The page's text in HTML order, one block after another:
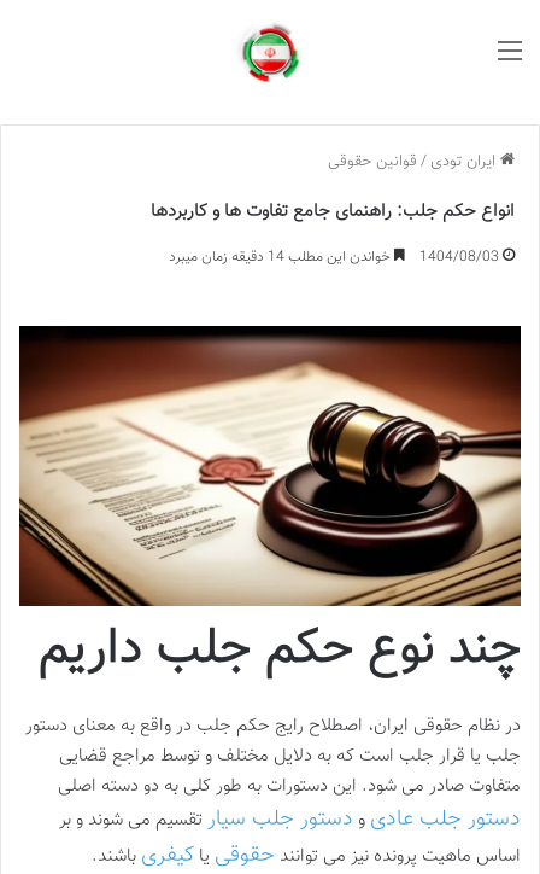
ایران تودی / قوانین حقوقی
انواع حکم جلب: راهنمای جامع تفاوت ها و کاربردها
1404/08/03 خواندن این مطلب 14 دقیقه زمان میبرد
چند نوع حکم جلب داریم
در نظام حقوقی ایران، اصطلاح رایج حکم جلب در واقع به معنای دستور
جلب یا قرار جلب است که به دلایل مختلف و توسط مراجع قضایی
متفاوت صادر می شود. این دستورات به طور کلی به دو دسته اصلی
دستور جلب عادی و دستور جلب سیار تقسیم می شوند و بر
اساس ماهیت پرونده نیز می توانند حقوقی یا کیفری باشند.